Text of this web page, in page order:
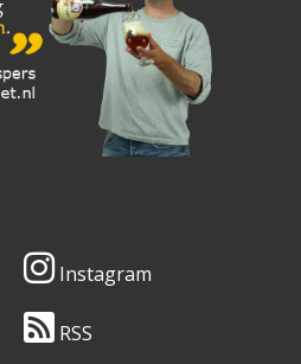
Instagram
RSS